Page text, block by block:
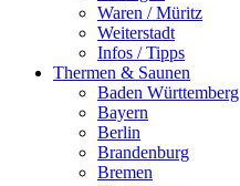
Waren / Müritz
Weiterstadt
Infos / Tipps
Thermen & Saunen
Baden Württemberg
Bayern
Berlin
Brandenburg
Bremen